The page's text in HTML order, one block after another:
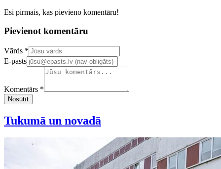
Esi pirmais, kas pievieno komentāru!
Pievienot komentāru
Confirm your email address
Vārds *
E-pasts
Komentārs *
Nosūtīt
Tukumā un novadā